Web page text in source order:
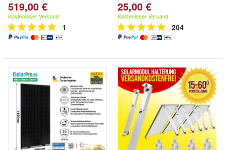
519,00 €
Kostenloser Versand
1
25,00 €
Kostenloser Versand
204